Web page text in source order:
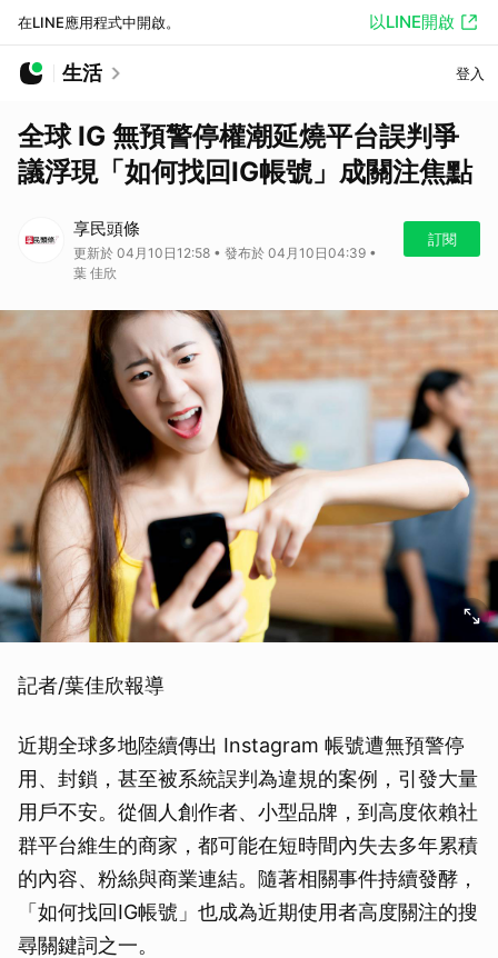
在LINE應用程式中開啟。 以LINE開啟
生活 登入
全球 IG 無預警停權潮延燒平台誤判爭
議浮現「如何找回IG帳號」成關注焦點
享民頭條
更新於 04月10日12:58 • 發布於 04月10日04:39 •
葉 佳欣
訂閱
記者/葉佳欣報導
近期全球多地陸續傳出 Instagram 帳號遭無預警停
用、封鎖，甚至被系統誤判為違規的案例，引發大量
用戶不安。從個人創作者、小型品牌，到高度依賴社
群平台維生的商家，都可能在短時間內失去多年累積
的內容、粉絲與商業連結。隨著相關事件持續發酵，
「如何找回IG帳號」也成為近期使用者高度關注的搜
尋關鍵詞之一。